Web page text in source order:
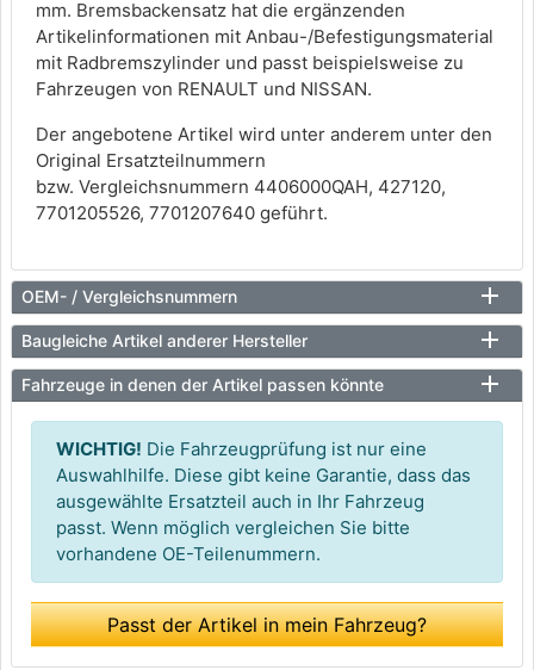
mm. Bremsbackensatz hat die ergänzenden
Artikelinformationen mit Anbau-/Befestigungsmaterial
mit Radbremszylinder und passt beispielsweise zu
Fahrzeugen von RENAULT und NISSAN.
Der angebotene Artikel wird unter anderem unter den
Original Ersatzteilnummern
bzw. Vergleichsnummern 4406000QAH, 427120,
7701205526, 7701207640 geführt.
OEM- / Vergleichsnummern
Baugleiche Artikel anderer Hersteller
Fahrzeuge in denen der Artikel passen könnte
WICHTIG! Die Fahrzeugprüfung ist nur eine
Auswahlhilfe. Diese gibt keine Garantie, dass das
ausgewählte Ersatzteil auch in Ihr Fahrzeug
passt. Wenn möglich vergleichen Sie bitte
vorhandene OE-Teilenummern.
Passt der Artikel in mein Fahrzeug?